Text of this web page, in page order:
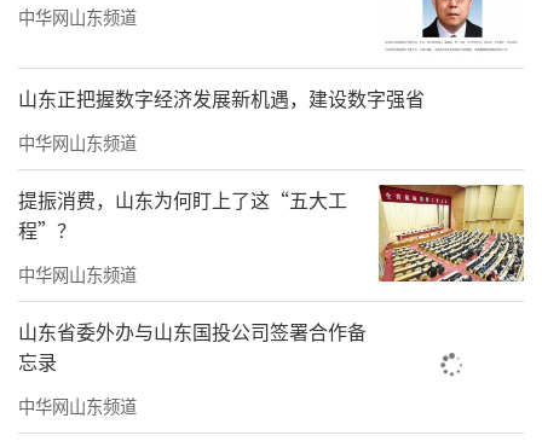
中华网山东频道
山东正把握数字经济发展新机遇，建设数字强省
中华网山东频道
提振消费，山东为何盯上了这“五大工
程”？
中华网山东频道
山东省委外办与山东国投公司签署合作备
忘录
中华网山东频道